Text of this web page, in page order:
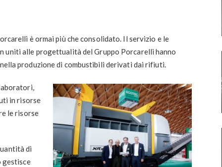
è ormai più che consolidato. Il servizio e le
uniti alle progettualità del Gruppo Porcarelli hanno
produzione di combustibili derivati dai rifiuti.
in risorse
le risorse
di
gestisce